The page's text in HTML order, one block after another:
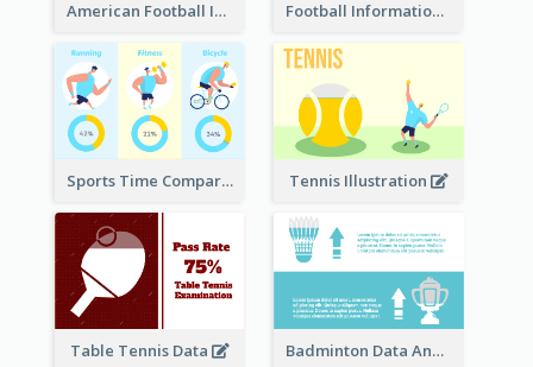
American Football Information Football Information
Sports Time Comparison Tennis Illustration
Table Tennis Data Badminton Data Analysis